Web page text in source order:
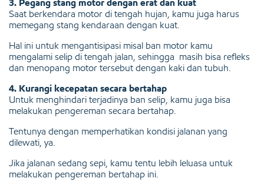
3. Pegang stang motor dengan erat dan kuat
Saat berkendara motor di tengah hujan, kamu juga harus
memegang stang kendaraan dengan kuat.
Hal ini untuk mengantisipasi misal ban motor kamu
mengalami selip di tengah jalan, sehingga masih bisa refleks
dan menopang motor tersebut dengan kaki dan tubuh.
4. Kurangi kecepatan secara bertahap
Untuk menghindari terjadinya ban selip, kamu juga bisa
melakukan pengereman secara bertahap.
Tentunya dengan memperhatikan kondisi jalanan yang
dilewati, ya.
Jika jalanan sedang sepi, kamu tentu lebih leluasa untuk
melakukan pengereman bertahap ini.